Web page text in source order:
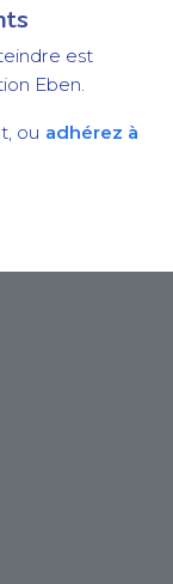
est
Eben.
ou adhérez à